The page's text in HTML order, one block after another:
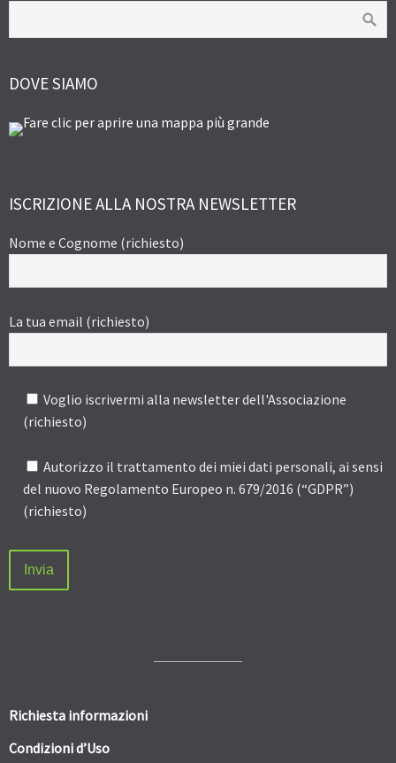
DOVE SIAMO
ISCRIZIONE ALLA NOSTRA NEWSLETTER
Nome e Cognome (richiesto)
La tua email (richiesto)
Voglio iscrivermi alla newsletter dell'Associazione
(richiesto)
Autorizzo il trattamento dei miei dati personali, ai sensi
del nuovo Regolamento Europeo n. 679/2016 (“GDPR”)
(richiesto)
Richiesta informazioni
Condizioni d’Uso